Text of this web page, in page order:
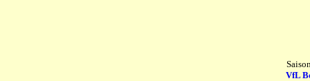
VfL